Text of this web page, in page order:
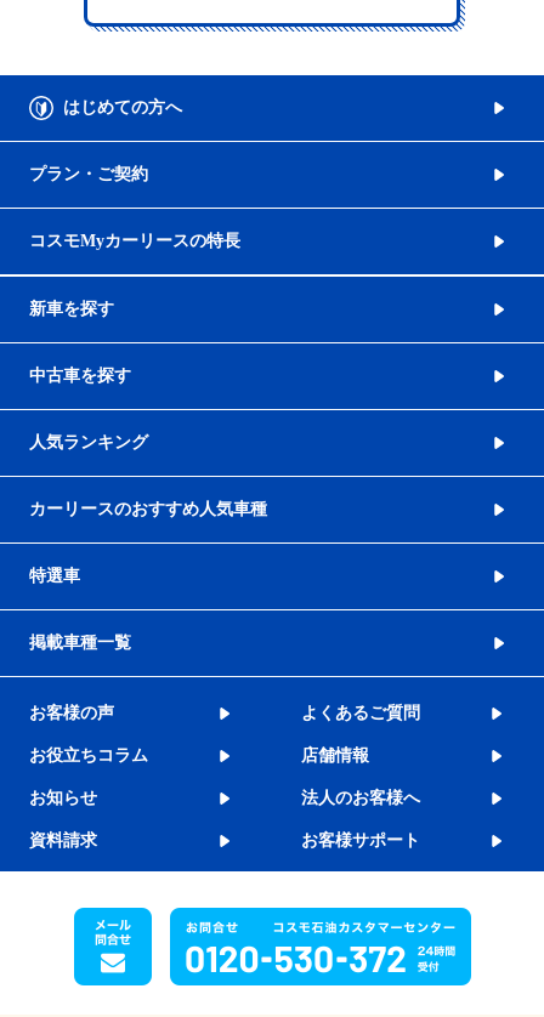
はじめての方へ
プラン・ご契約
コスモMyカーリースの特長
新車を探す
中古車を探す
人気ランキング
カーリースのおすすめ人気車種
特選車
掲載車種一覧
お客様の声 よくあるご質問
お役立ちコラム 店舗情報
お知らせ 法人のお客様へ
資料請求 お客様サポート